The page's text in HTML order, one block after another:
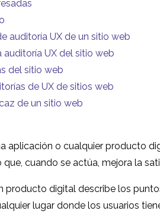
auditoría UX de un sitio web
UX del sitio web
del sitio web
de UX de sitios web
de un sitio web
aplicación o cualquier producto
cuando se actúa, mejora la
producto digital describe los
lugar donde los usuarios